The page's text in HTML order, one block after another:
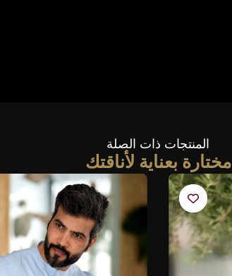
المنتجات ذات الصلة
مختارة بعناية لأناقتك​